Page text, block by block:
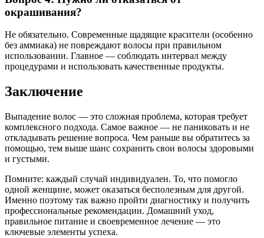
окрашивания?
Не обязательно. Современные щадящие красители (особенно
без аммиака) не повреждают волосы при правильном
использовании. Главное — соблюдать интервал между
процедурами и использовать качественные продукты.
Заключение
Выпадение волос — это сложная проблема, которая требует
комплексного подхода. Самое важное — не паниковать и не
откладывать решение вопроса. Чем раньше вы обратитесь за
помощью, тем выше шанс сохранить свои волосы здоровыми
и густыми.
Помните: каждый случай индивидуален. То, что помогло
одной женщине, может оказаться бесполезным для другой.
Именно поэтому так важно пройти диагностику и получить
профессиональные рекомендации. Домашний уход,
правильное питание и своевременное лечение — это
ключевые элементы успеха.